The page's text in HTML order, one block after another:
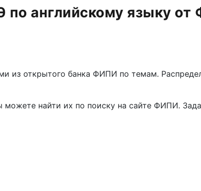
английскому языку
из открытого банка ФИПИ по темам.
можете найти их по поиску на сайте ФИПИ.